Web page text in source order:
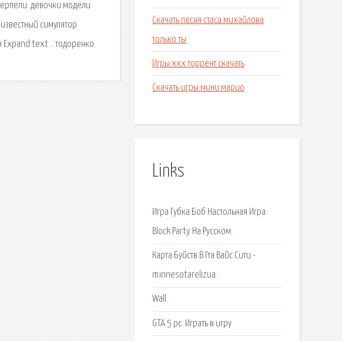
девочки модели
симулятор
Expand text… тодоренко.
Скачать песня стаса михайлова
только ты
Игры xxx торрент скачать
Скачать игры мини марио
Links
Игра Губка Боб Настольная Игра
Block Party На Русском.
Карта Буйств В Гта Вайс Сити -
minnesotarelizua.
Wall.
GTA 5 pc. Играть в игру